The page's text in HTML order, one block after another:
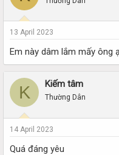
13 April 2023
Em này dâm lắm mấy ông
K Kiếm tâm
Thường Dân
14 April 2023
Quá đáng yêu